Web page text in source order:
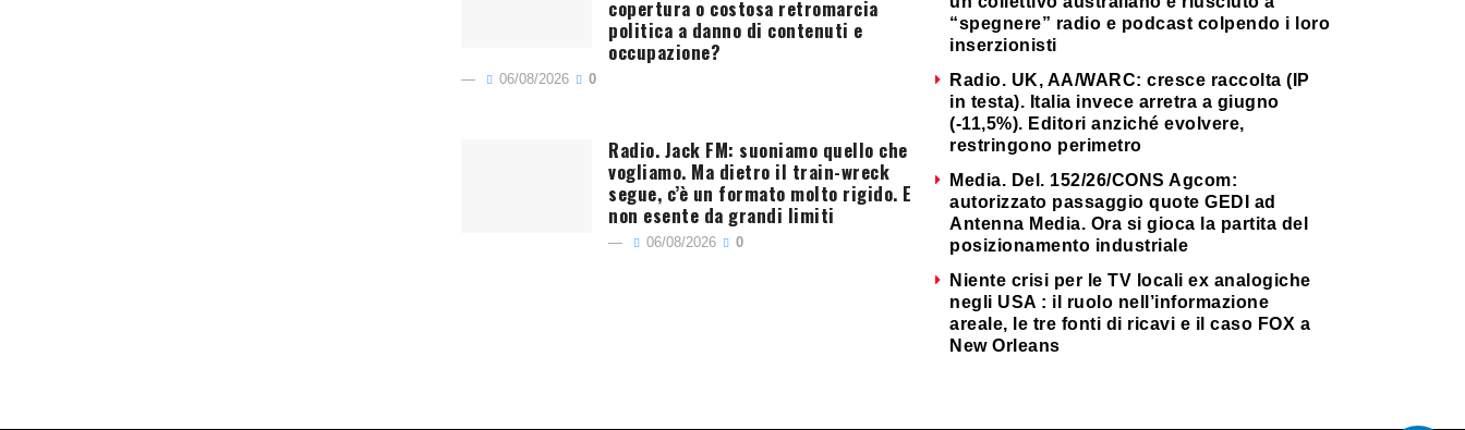
copertura o costosa retromarcia
politica a danno di contenuti e
occupazione?
06/08/2026 0
Radio. Jack FM: suoniamo quello che
vogliamo. Ma dietro il train-wreck
segue, c’è un formato molto rigido. E
non esente da grandi limiti
06/08/2026 0
“spegnere” radio e podcast colpendo i loro
inserzionisti
Radio. UK, AA/WARC: cresce raccolta (IP
in testa). Italia invece arretra a giugno
(-11,5%). Editori anziché evolvere,
restringono perimetro
Media. Del. 152/26/CONS Agcom:
autorizzato passaggio quote GEDI ad
Antenna Media. Ora si gioca la partita del
posizionamento industriale
Niente crisi per le TV locali ex analogiche
negli USA : il ruolo nell’informazione
areale, le tre fonti di ricavi e il caso FOX a
New Orleans